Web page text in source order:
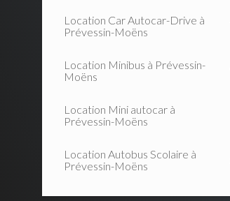
Location Car Autocar-Drive à
Prévessin-Moëns
Location Minibus à Prévessin-
Moëns
Location Mini autocar à
Prévessin-Moëns
Location Autobus Scolaire à
Prévessin-Moëns